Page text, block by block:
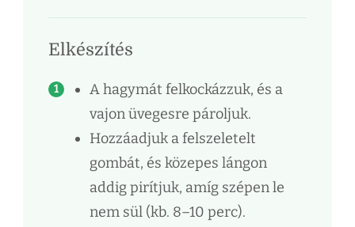
Elkészítés
A hagymát felkockázzuk, és a
vajon üvegesre pároljuk.
Hozzáadjuk a felszeletelt
gombát, és közepes lángon
addig pirítjuk, amíg szépen le
nem sül (kb. 8–10 perc).